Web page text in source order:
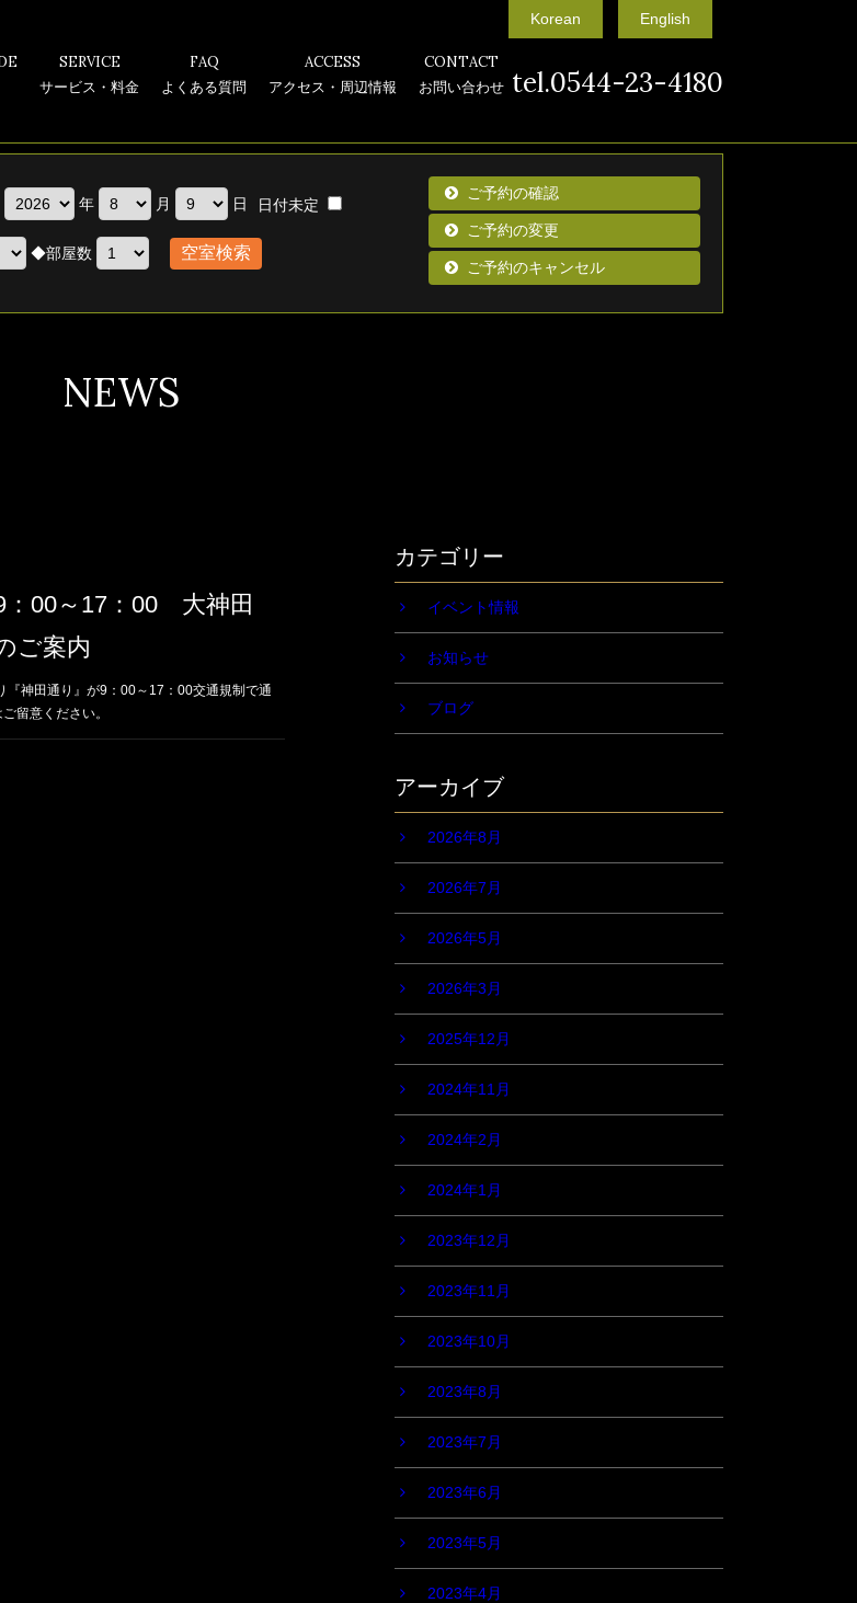
tel.0544-23-4180
English
Korean
SERVICE
サービス・料金
FAQ
よくある質問
ACCESS
アクセス・周辺情報
CONTACT
お問い合わせ
年 月 日 日付未定
◆部屋数
ご予約の確認
ご予約の変更
ご予約のキャンセル
NEWS
：00～17：00 大神田
ご案内
神田通り』が9：00～17：00交通規制で通
ご留意ください。
カテゴリー
イベント情報
お知らせ
ブログ
アーカイブ
2026年8月
2026年7月
2026年5月
2026年3月
2025年12月
2024年11月
2024年2月
2024年1月
2023年12月
2023年11月
2023年10月
2023年8月
2023年7月
2023年6月
2023年5月
2023年4月